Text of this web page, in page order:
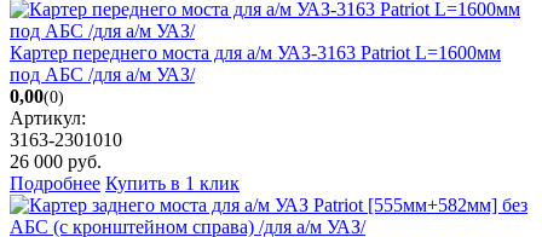
Картер переднего моста для а/м УАЗ-3163 Patriot L=1600мм
под АБС /для а/м УАЗ/
0,00(0)
Артикул:
3163-2301010
26 000 руб.
Подробнее Купить в 1 клик